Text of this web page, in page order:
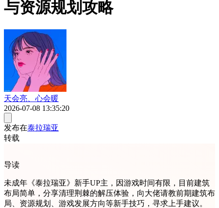
与资源规划攻略
天会亮、心会暖
2026-07-08 13:35:20
发布在泰拉瑞亚
转载
导读
未成年《泰拉瑞亚》新手UP主，因游戏时间有限，目前建筑
布局简单，分享清理荆棘的解压体验，向大佬请教前期建筑布
局、资源规划、游戏发展方向等新手技巧，寻求上手建议。